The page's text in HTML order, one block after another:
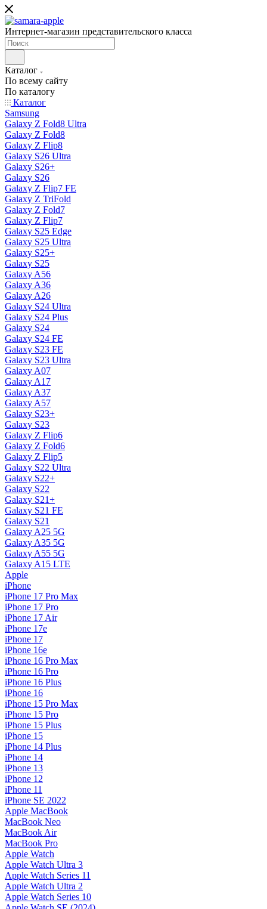
Интернет-магазин представительского класса
Каталог
По всему сайту
По каталогу
Каталог
Samsung
Galaxy Z Fold8 Ultra
Galaxy Z Fold8
Galaxy Z Flip8
Galaxy S26 Ultra
Galaxy S26+
Galaxy S26
Galaxy Z Flip7 FE
Galaxy Z TriFold
Galaxy Z Fold7
Galaxy Z Flip7
Galaxy S25 Edge
Galaxy S25 Ultra
Galaxy S25+
Galaxy S25
Galaxy A56
Galaxy A36
Galaxy A26
Galaxy S24 Ultra
Galaxy S24 Plus
Galaxy S24
Galaxy S24 FE
Galaxy S23 FE
Galaxy S23 Ultra
Galaxy A07
Galaxy A17
Galaxy A37
Galaxy A57
Galaxy S23+
Galaxy S23
Galaxy Z Flip6
Galaxy Z Fold6
Galaxy Z Flip5
Galaxy S22 Ultra
Galaxy S22+
Galaxy S22
Galaxy S21+
Galaxy S21 FE
Galaxy S21
Galaxy A25 5G
Galaxy A35 5G
Galaxy A55 5G
Galaxy A15 LTE
Apple
iPhone
iPhone 17 Pro Max
iPhone 17 Pro
iPhone 17 Air
iPhone 17e
iPhone 17
iPhone 16e
iPhone 16 Pro Max
iPhone 16 Pro
iPhone 16 Plus
iPhone 16
iPhone 15 Pro Max
iPhone 15 Pro
iPhone 15 Plus
iPhone 15
iPhone 14 Plus
iPhone 14
iPhone 13
iPhone 12
iPhone 11
iPhone SE 2022
Apple MacBook
MacBook Neo
MacBook Air
MacBook Pro
Apple Watch
Apple Watch Ultra 3
Apple Watch Series 11
Apple Watch Ultra 2
Apple Watch Series 10